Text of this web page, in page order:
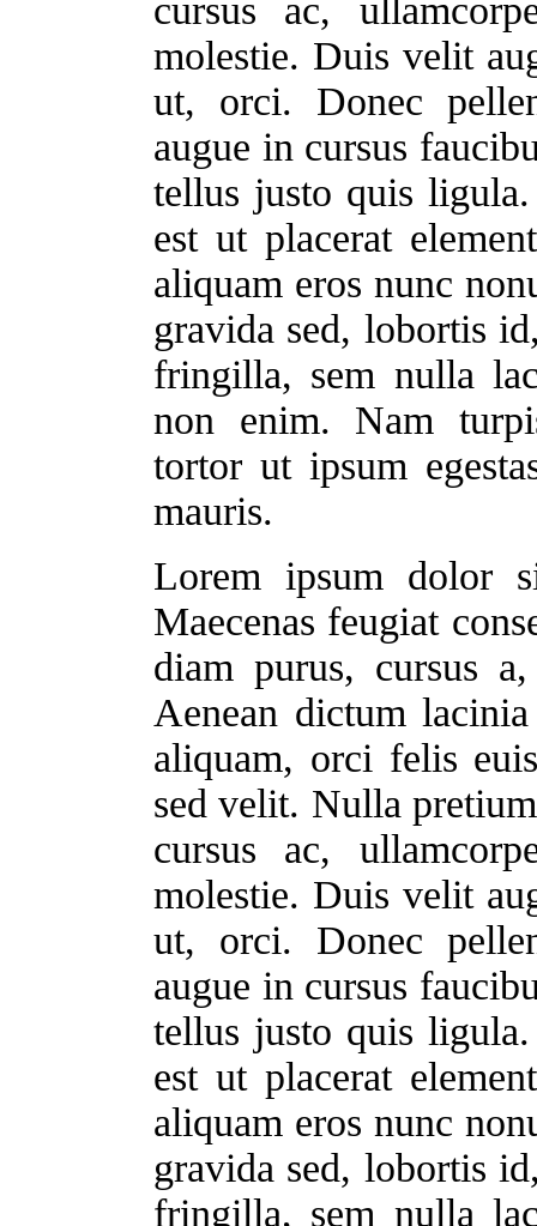
cursus ac,
molestie. Duis velit
ut, orci. Donec
augue in cursus
tellus justo quis
est ut placerat
aliquam eros nunc
gravida sed, lobortis
fringilla, sem nulla
non enim. Nam
tortor ut ipsum
mauris.
Lorem ipsum dolor
Maecenas feugiat
diam purus, cursus
Aenean dictum
aliquam, orci felis
sed velit. Nulla
cursus ac,
molestie. Duis velit
ut, orci. Donec
augue in cursus
tellus justo quis
est ut placerat
aliquam eros nunc
gravida sed, lobortis
fringilla, sem nulla